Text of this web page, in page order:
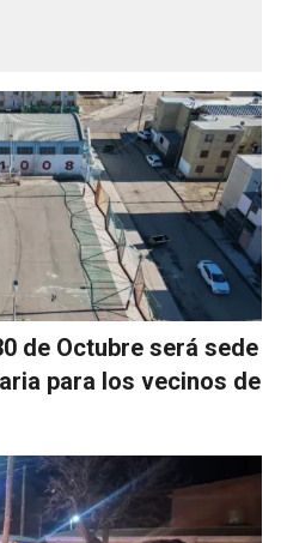
de Octubre será sede
para los vecinos de